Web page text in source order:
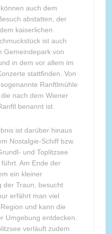
auch dem
abstatten, der
kaiserlichen
ist auch
Gemeindepark von
in dem vor allem im
stattfinden. Von
Ranftlmühle
nach dem Wiener
benannt ist.
ist darüber hinaus
Nostalgie-Schiff bzw.
und Toplitzsee
Am Ende der
ein kleiner
der Traun, besucht
erfährt man viel
und kann die
Umgebung entdecken.
verläuft zudem